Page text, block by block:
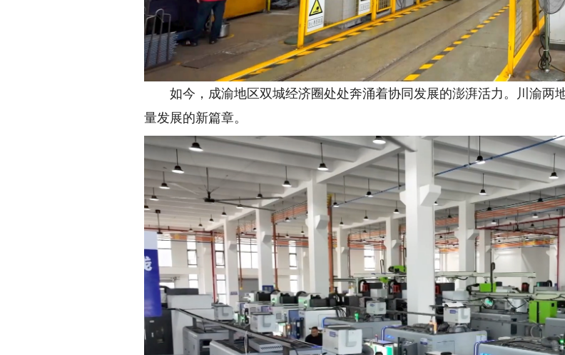
如今，成渝地区双城经济圈处处奔涌着协同发展的澎湃活力。川渝两
量发展的新篇章。